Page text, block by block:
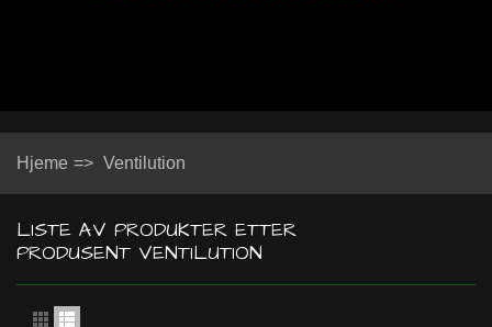
Hjeme => Ventilution
LISTE AV PRODUKTER ETTER
PRODUSENT VENTILUTION